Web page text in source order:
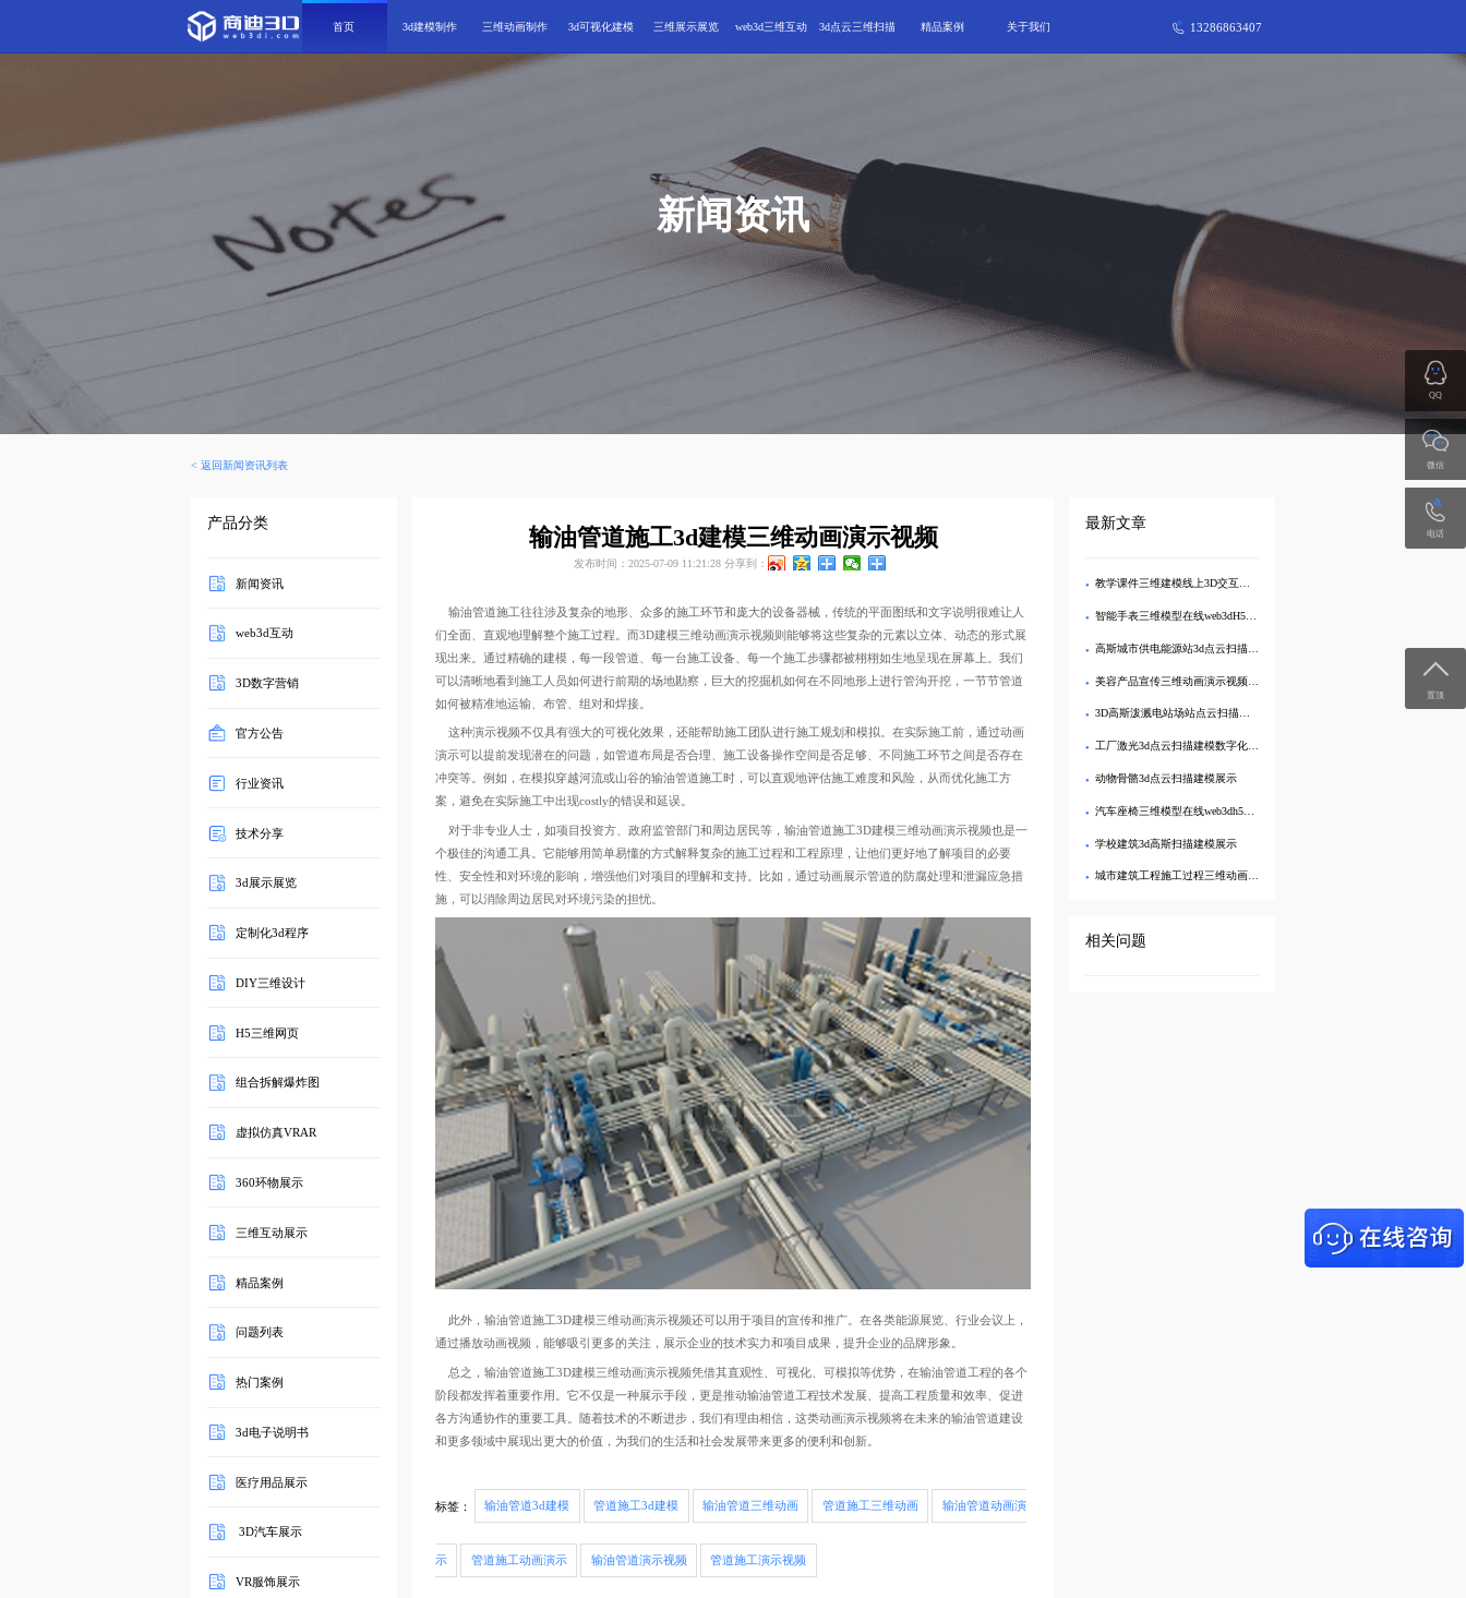
首页 3d建模制作 三维动画制作 3d可视化建模 三维展示展览 web3d三维互动 3d点云三维扫描 精品案例 关于我们 13286863407
新闻资讯
< 返回新闻资讯列表
产品分类
新闻资讯
web3d互动
3D数字营销
官方公告
行业资讯
技术分享
3d展示展览
定制化3d程序
DIY三维设计
H5三维网页
组合拆解爆炸图
虚拟仿真VRAR
360环物展示
三维互动展示
精品案例
问题列表
热门案例
3d电子说明书
医疗用品展示
3D汽车展示
VR服饰展示
输油管道施工3d建模三维动画演示视频
发布时间：2025-07-09 11:21:28 分享到：
输油管道施工往往涉及复杂的地形、众多的施工环节和庞大的设备器械，传统的平面图纸和文字说明很难让人
们全面、直观地理解整个施工过程。而3D建模三维动画演示视频则能够将这些复杂的元素以立体、动态的形式展
现出来。通过精确的建模，每一段管道、每一台施工设备、每一个施工步骤都被栩栩如生地呈现在屏幕上。我们
可以清晰地看到施工人员如何进行前期的场地勘察，巨大的挖掘机如何在不同地形上进行管沟开挖，一节节管道
如何被精准地运输、布管、组对和焊接。
这种演示视频不仅具有强大的可视化效果，还能帮助施工团队进行施工规划和模拟。在实际施工前，通过动画
演示可以提前发现潜在的问题，如管道布局是否合理、施工设备操作空间是否足够、不同施工环节之间是否存在
冲突等。例如，在模拟穿越河流或山谷的输油管道施工时，可以直观地评估施工难度和风险，从而优化施工方
案，避免在实际施工中出现costly的错误和延误。
对于非专业人士，如项目投资方、政府监管部门和周边居民等，输油管道施工3D建模三维动画演示视频也是一
个极佳的沟通工具。它能够用简单易懂的方式解释复杂的施工过程和工程原理，让他们更好地了解项目的必要
性、安全性和对环境的影响，增强他们对项目的理解和支持。比如，通过动画展示管道的防腐处理和泄漏应急措
施，可以消除周边居民对环境污染的担忧。
此外，输油管道施工3D建模三维动画演示视频还可以用于项目的宣传和推广。在各类能源展览、行业会议上，
通过播放动画视频，能够吸引更多的关注，展示企业的技术实力和项目成果，提升企业的品牌形象。
总之，输油管道施工3D建模三维动画演示视频凭借其直观性、可视化、可模拟等优势，在输油管道工程的各个
阶段都发挥着重要作用。它不仅是一种展示手段，更是推动输油管道工程技术发展、提高工程质量和效率、促进
各方沟通协作的重要工具。随着技术的不断进步，我们有理由相信，这类动画演示视频将在未来的输油管道建设
和更多领域中展现出更大的价值，为我们的生活和社会发展带来更多的便利和创新。
标签： 输油管道3d建模 管道施工3d建模 输油管道三维动画 管道施工三维动画 输油管道动画演
示 管道施工动画演示 输油管道演示视频 管道施工演示视频
最新文章
教学课件三维建模线上3D交互展示
智能手表三维模型在线web3dH5互动展示
高斯城市供电能源站3d点云扫描模型三维可视化管理
美容产品宣传三维动画演示视频制作
3D高斯泼溅电站场站点云扫描三维建模
工厂激光3d点云扫描建模数字化三维展示
动物骨骼3d点云扫描建模展示
汽车座椅三维模型在线web3dh5交互展示
学校建筑3d高斯扫描建模展示
城市建筑工程施工过程三维动画演示视频制作
相关问题
QQ
微信
电话
置顶